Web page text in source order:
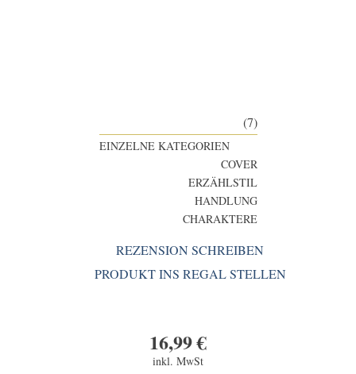
(7)
EINZELNE KATEGORIEN
COVER
ERZÄHLSTIL
HANDLUNG
CHARAKTERE
REZENSION SCHREIBEN
PRODUKT INS REGAL STELLEN
16,99€
inkl. MwSt